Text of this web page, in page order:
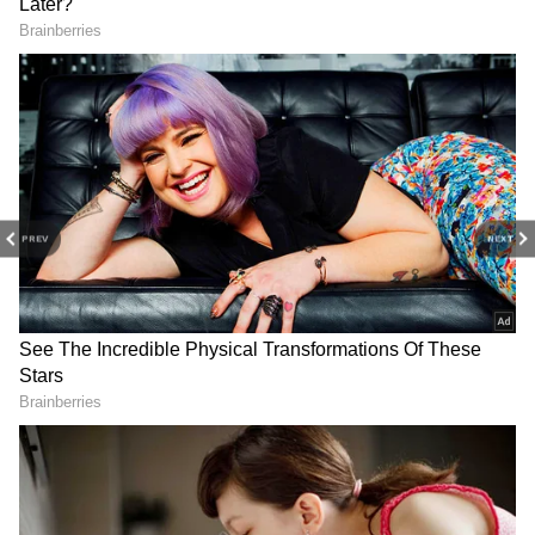
PREV NEXT
உறுதிப்படுத்த முடியவில்லை என்றும் அவர்
தெரிவித்தார். இதோடு ஒவ்வொரு மே
மாதத்திலும் கூகுள் நிறுவனம் புதிய பிக்சல்
a சீரிஸ் ஸ்மார்ட்போன் மாடல்களை
அறிமுகம் செய்வதை வாடிக்கையாக
கொண்டுள்ளது.
RECOMMENDED STORIES
Airtel Box Office Pack:
ரூ.200-க்கு 30GB டேட்டா,
ஏகப்பட்ட OTT-யும் ஃப்ரீ!
ஏர்டெல்-ன் அதிரடி
ஆஃபர்
தெரியாம பலர் பணத்தை
வீணாக்குறாங்க!